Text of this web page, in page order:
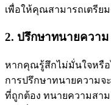
เพื่อให้คุณสามารถเตรีย
2. ปรึกษาทนายความ
หากคุณรู้สึกไม่มั่นใจหรือ
การปรึกษาทนายความ
ที่ถูกต้อง ทนายความสาม